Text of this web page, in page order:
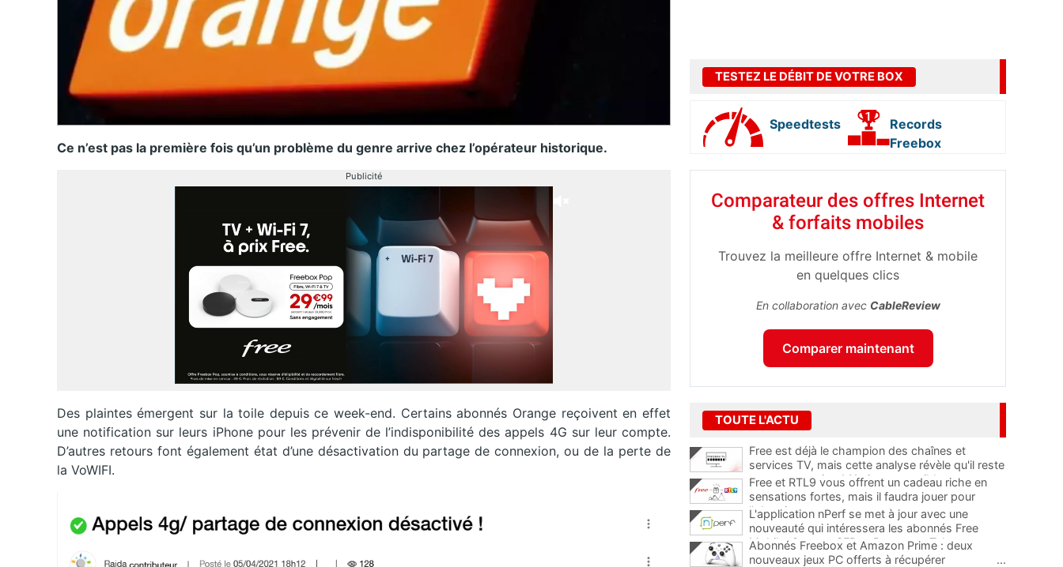
Ce n’est pas la première fois qu’un problème du genre arrive chez l’opérateur historique.
Publicité
Des plaintes émergent sur la toile depuis ce week-end. Certains abonnés Orange reçoivent en effet
une notification sur leurs iPhone pour les prévenir de l’indisponibilité des appels 4G sur leur compte.
D’autres retours font également état d’une désactivation du partage de connexion, ou de la perte de
la VoWIFI.
TESTEZ LE DÉBIT DE VOTRE BOX
Speedtests
Records
Freebox
Comparateur des offres Internet
& forfaits mobiles
Trouvez la meilleure offre Internet & mobile
en quelques clics
En collaboration avec CableReview
Comparer maintenant
TOUTE L'ACTU
Free est déjà le champion des chaînes et
services TV, mais cette analyse révèle qu'il reste
encore au moins 141 ajouts possibles
Free et RTL9 vous offrent un cadeau riche en
sensations fortes, mais il faudra jouer pour
l'obtenir
L'application nPerf se met à jour avec une
nouveauté qui intéressera les abonnés Free
Mobile, Orange, SFR et Bouygues Telecom
Abonnés Freebox et Amazon Prime : deux
nouveaux jeux PC offerts à récupérer
...